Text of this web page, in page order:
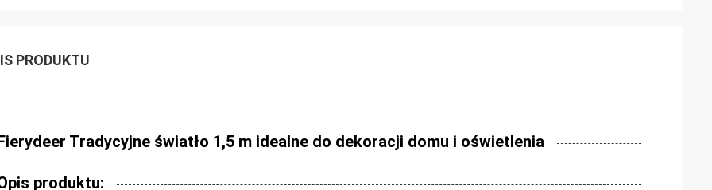
PRODUKTU
Tradycyjne światło 1,5 m idealne do dekoracji domu i oświetlenia
produktu: